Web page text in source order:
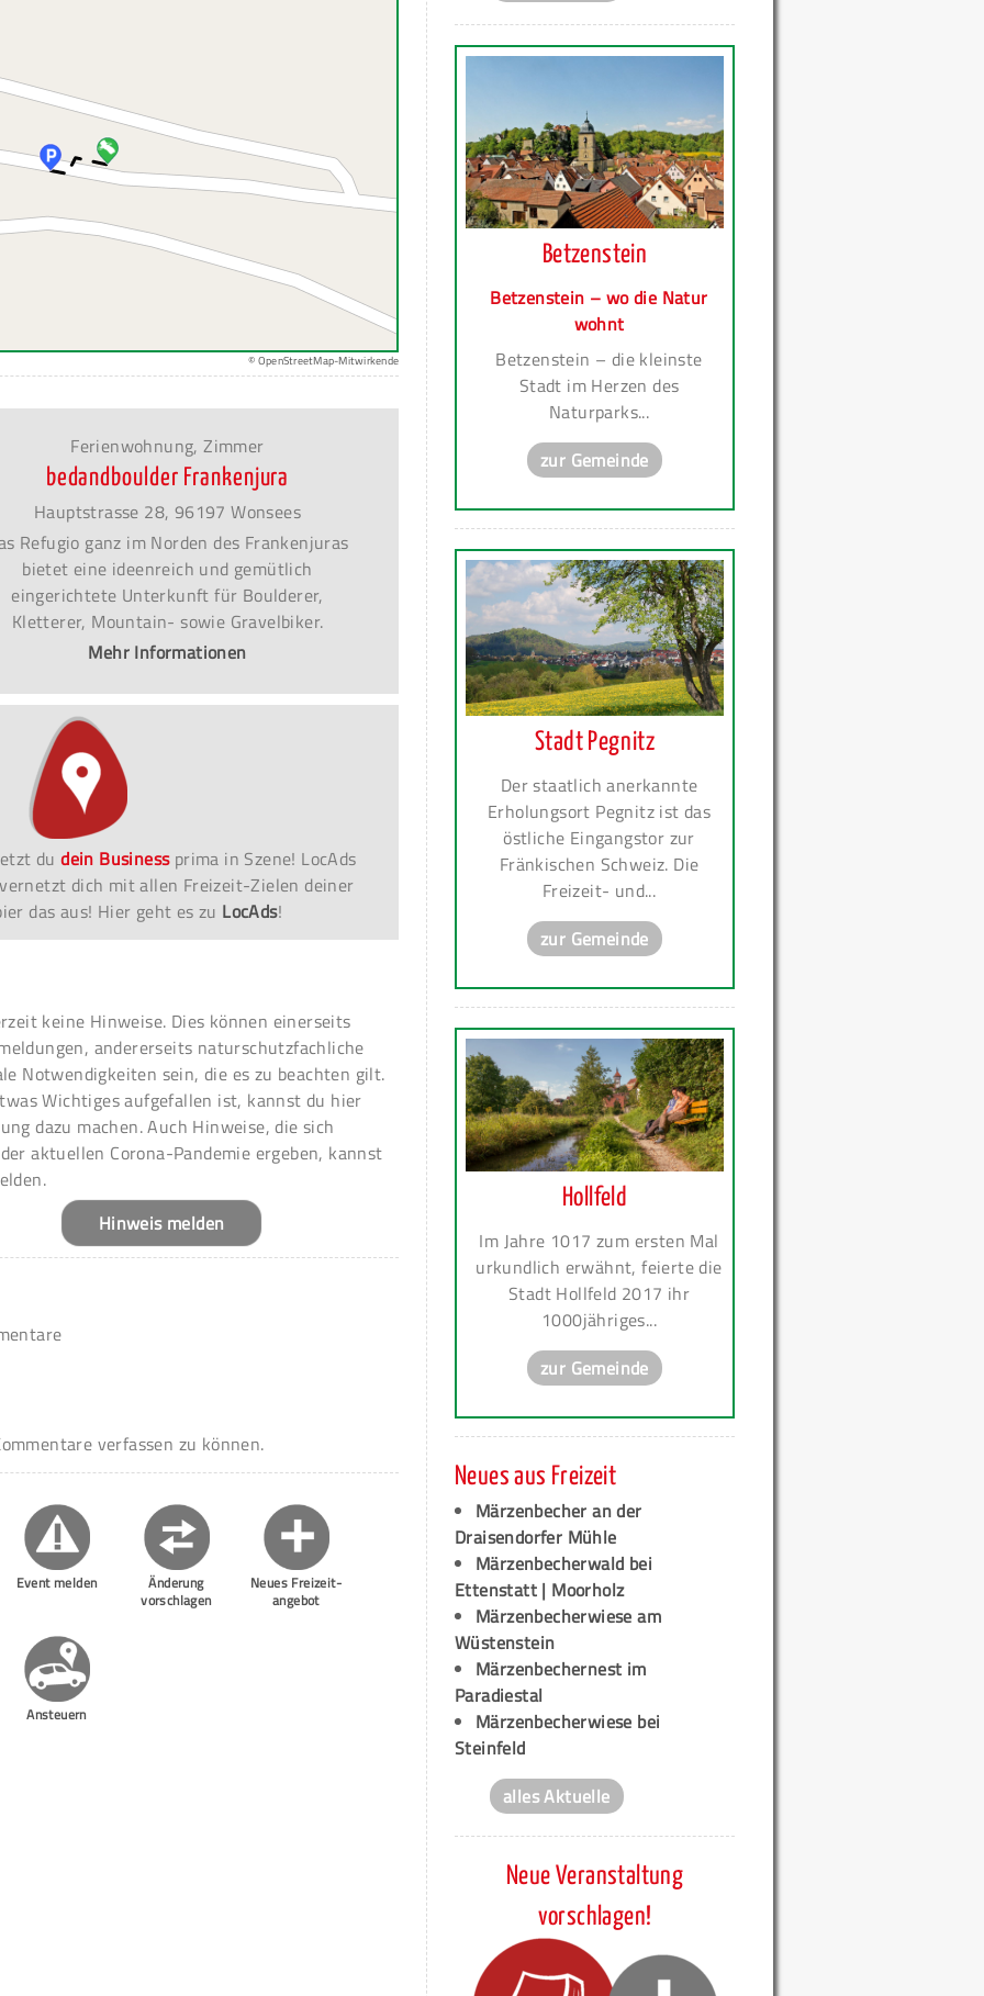
© OpenStreetMap-Mitwirkende
Ferienwohnung, Zimmer
bedandboulder Frankenjura
Hauptstrasse 28, 96197 Wonsees
Refugio ganz im Norden des Frankenjuras
bietet eine ideenreich und gemütlich
eingerichtete Unterkunft für Boulderer,
Kletterer, Mountain- sowie Gravelbiker.
Mehr Informationen
dudein Businessprima in Szene! LocAds
dich mit allen Freizeit-Zielen deiner
das aus! Hier geht es zu LocAds!
keine Hinweise. Dies können einerseits
andererseits naturschutzfachliche
Notwendigkeiten sein, die es zu beachten gilt.
Wichtiges aufgefallen ist, kannst du hier
dazu machen. Auch Hinweise, die sich
aktuellen Corona-Pandemie ergeben, kannst
Hinweis melden
verfassen zu können.
Event melden
Änderung
vorschlagen
Neues Freizeit-
angebot
Ansteuern
Betzenstein
Betzenstein – wo die Natur
wohnt
Betzenstein – die kleinste
Stadt im Herzen des
Naturparks...
zur Gemeinde
Stadt Pegnitz
Der staatlich anerkannte
Erholungsort Pegnitz ist das
östliche Eingangstor zur
Fränkischen Schweiz. Die
Freizeit- und...
zur Gemeinde
Hollfeld
Im Jahre 1017 zum ersten Mal
urkundlich erwähnt, feierte die
Stadt Hollfeld 2017 ihr
1000jähriges...
zur Gemeinde
Neues aus Freizeit
Märzenbecher an der
Draisendorfer Mühle
Märzenbecherwald bei
Ettenstatt | Moorholz
Märzenbecherwiese am
Wüstenstein
Märzenbechernest im
Paradiestal
Märzenbecherwiese bei
Steinfeld
alles Aktuelle
Neue Veranstaltung
vorschlagen!